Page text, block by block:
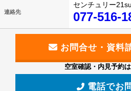
連絡先
センチュリー
077-516-
空室確認・内見予約
電話でお